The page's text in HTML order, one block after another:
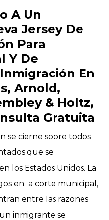
A Un
Jersey De
Para
Y De
En
Arnold,
& Holtz,
Gratuita
se cierne sobre todos
que se
los Estados Unidos. La
en la corte municipal,
entre las razones
inmigrante se